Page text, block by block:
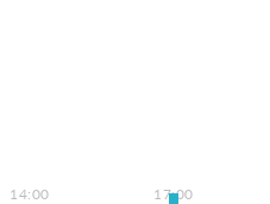
14:00 17:00